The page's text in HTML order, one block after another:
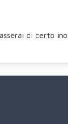
di certo